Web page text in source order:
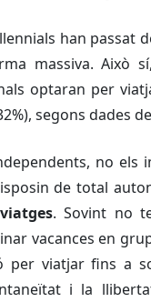
han passat
massiva. Això
optaran per
segons dades
no els
de total
. Sovint no
vacances en
per viatjar fins a
i la